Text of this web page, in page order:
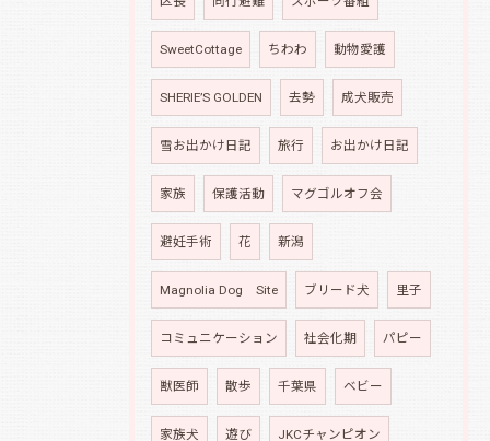
SweetCottage ちわわ 動物愛護
SHERIE’S GOLDEN 去勢 成犬販売
雪お出かけ日記 旅行 お出かけ日記
家族 保護活動 マグゴルオフ会
避妊手術 花 新潟
Magnolia Dog Site ブリード犬 里子
コミュニケーション 社会化期 パピー
獣医師 散歩 千葉県 ベビー
家族犬 遊び JKCチャンピオン